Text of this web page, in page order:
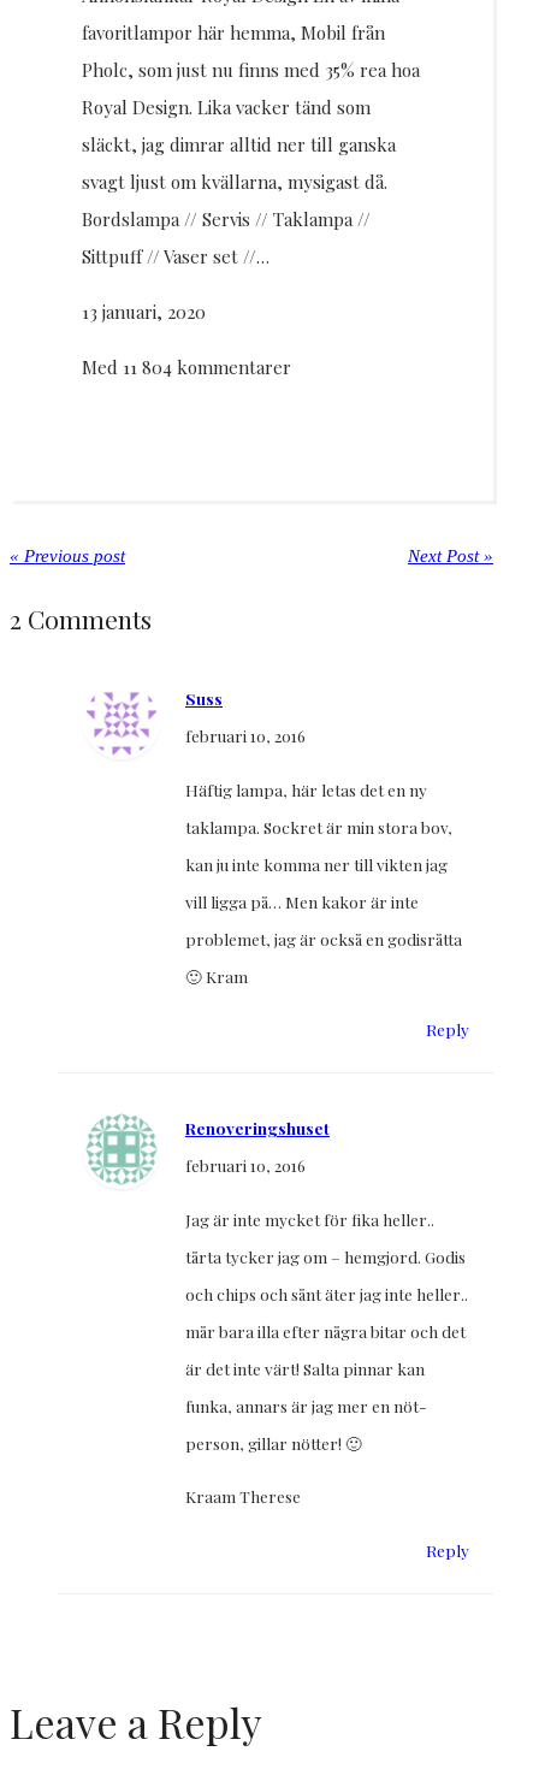
favoritlampor här hemma, Mobil från
Pholc, som just nu finns med 35% rea hoa
Royal Design. Lika vacker tänd som
släckt, jag dimrar alltid ner till ganska
svagt ljust om kvällarna, mysigast då.
Bordslampa // Servis // Taklampa //
Sittpuff // Vaser set //…
13 januari, 2020
Med 11 804 kommentarer
« Previous post Next Post »
2 Comments
Suss
februari 10, 2016
Häftig lampa, här letas det en ny
taklampa. Sockret är min stora bov,
kan ju inte komma ner till vikten jag
vill ligga på… Men kakor är inte
problemet, jag är också en godisråtta
🙂 Kram
Reply
Renoveringshuset
februari 10, 2016
Jag är inte mycket för fika heller..
tårta tycker jag om – hemgjord. Godis
och chips och sånt äter jag inte heller..
mår bara illa efter några bitar och det
är det inte värt! Salta pinnar kan
funka, annars är jag mer en nöt-
person, gillar nötter! 🙂
Kraam Therese
Reply
Leave a Reply